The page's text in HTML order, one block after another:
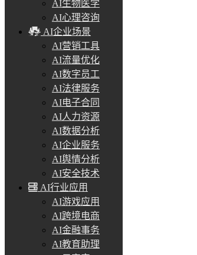
AI生物医学
AI心理咨询
AI企业场景
AI营销工具
AI流量优化
AI数字员工
AI法律服务
AI电子合同
AI人力资源
AI数据分析
AI企业服务
AI舆情分析
AI安全技术
AI行业应用
AI游戏应用
AI跨境电商
AI金融事务
AI教育助理